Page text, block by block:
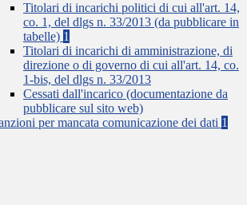
Titolari di incarichi politici di cui all'art. 14,
co. 1, del dlgs n. 33/2013 (da pubblicare in
tabelle) 1
Titolari di incarichi di amministrazione, di
direzione o di governo di cui all'art. 14, co.
1-bis, del dlgs n. 33/2013
Cessati dall'incarico (documentazione da
pubblicare sul sito web)
per mancata comunicazione dei dati 1